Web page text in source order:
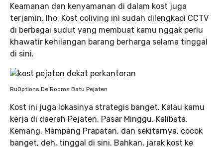
Keamanan dan kenyamanan di dalam kost juga
terjamin, lho. Kost coliving ini sudah dilengkapi CCTV
di berbagai sudut yang membuat kamu nggak perlu
khawatir kehilangan barang berharga selama tinggal
di sini.
RuOptions De’Rooms Batu Pejaten
Kost ini juga lokasinya strategis banget. Kalau kamu
kerja di daerah Pejaten, Pasar Minggu, Kalibata,
Kemang, Mampang Prapatan, dan sekitarnya, cocok
banget, deh, tinggal di sini. Bahkan, jarak kost ke